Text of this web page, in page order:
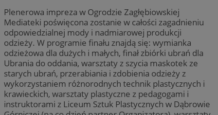
Plenerowa impreza w Ogrodzie Zagłębiowskiej
Mediateki poświęcona zostanie w całości zagadnieniu
odpowiedzialnej mody i nadmiarowej produkcji
odzieży. W programie finału znajdą się: wymianka
odzieżowa dla dużych i małych, finał zbiórki ubrań dla
Ubrania do oddania, warsztaty z szycia maskotek ze
starych ubrań, przerabiania i zdobienia odzieży z
wykorzystaniem różnorodnych technik plastycznych i
krawieckich, warsztaty plastyczne z pedagogami i
instruktorami z Liceum Sztuk Plastycznych w Dąbrowie